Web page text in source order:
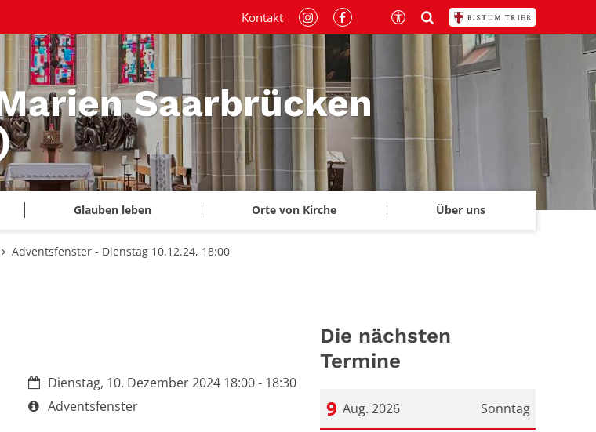
Saarbrücken
Glauben leben Orte von Kirche Über uns
Kontakt
Adventsfenster - Dienstag 10.12.24, 18:00
Datum:Dienstag, 10. Dezember 2024 18:00 - 18:30
Art bzw. Nummer:
Adventsfenster
Die nächsten
Termine
Sonntag
9 Aug. 2026